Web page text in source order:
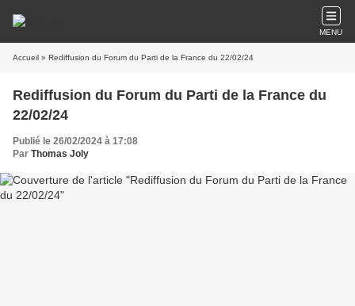
MENU
Accueil » Rediffusion du Forum du Parti de la France du 22/02/24
Rediffusion du Forum du Parti de la France du
22/02/24
Publié le 26/02/2024 à 17:08
Par Thomas Joly